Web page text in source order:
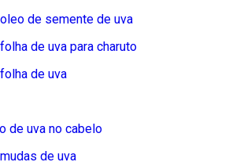
de semente de uva
de uva para charuto
de uva
de uva no cabelo
de uva